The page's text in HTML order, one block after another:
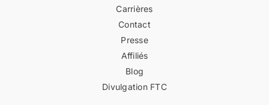
Carrières
Contact
Presse
Affiliés
Blog
Divulgation FTC